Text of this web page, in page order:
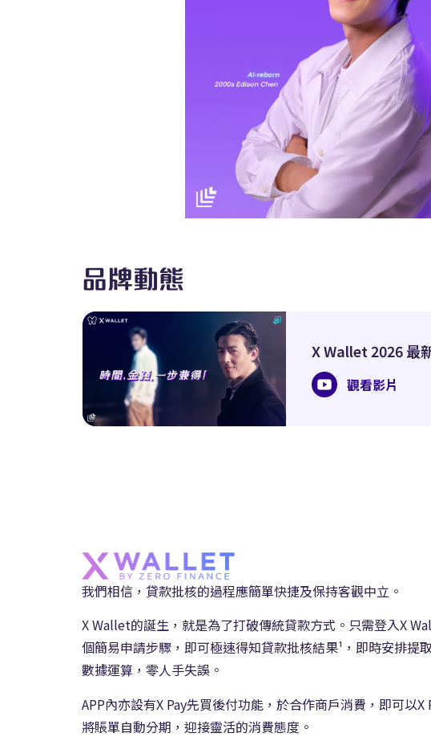
品牌動態
X Wallet 2026 最
觀看影片
我們相信，貸款批核的過程應簡單快捷及保持客觀中立。
X Wallet的誕生，就是為了打破傳統貸款方式。只需登入X
個簡易申請步驟，即可極速得知貸款批核結果¹，即時安排提
數據運算，零人手失誤。
APP內亦設有X Pay先買後付功能，於合作商戶消費，即可以X
將賬單自動分期，迎接靈活的消費態度。